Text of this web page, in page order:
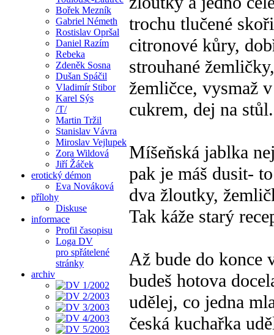
Bořek Mezník
Gabriel Németh
Rostislav Opršal
Daniel Razím
Rebeka
Zdeněk Sosna
Dušan Spáčil
Vladimír Stibor
Karel Sýs
/T/
Martin Tržil
Stanislav Vávra
Miroslav Vejlupek
Zora Wildová
Jiří Žáček
erotický démon
Eva Nováková
přílohy
Diskuse
informace
Profil časopisu
Loga DV
pro spřátelené
stránky
archiv
trochu tlučené
citronové kůry,
strouhané
žemličce, vysmaž
cukrem, dej na stůl.
Míšeňská jablka
pak je máš dusit-
dva žloutky,
Tak káže starý
Až bude do konce
budeš hotova
udělej, co jedna
česká kuchařka